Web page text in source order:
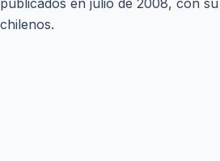
publicados en julio de 2008, con
chilenos.